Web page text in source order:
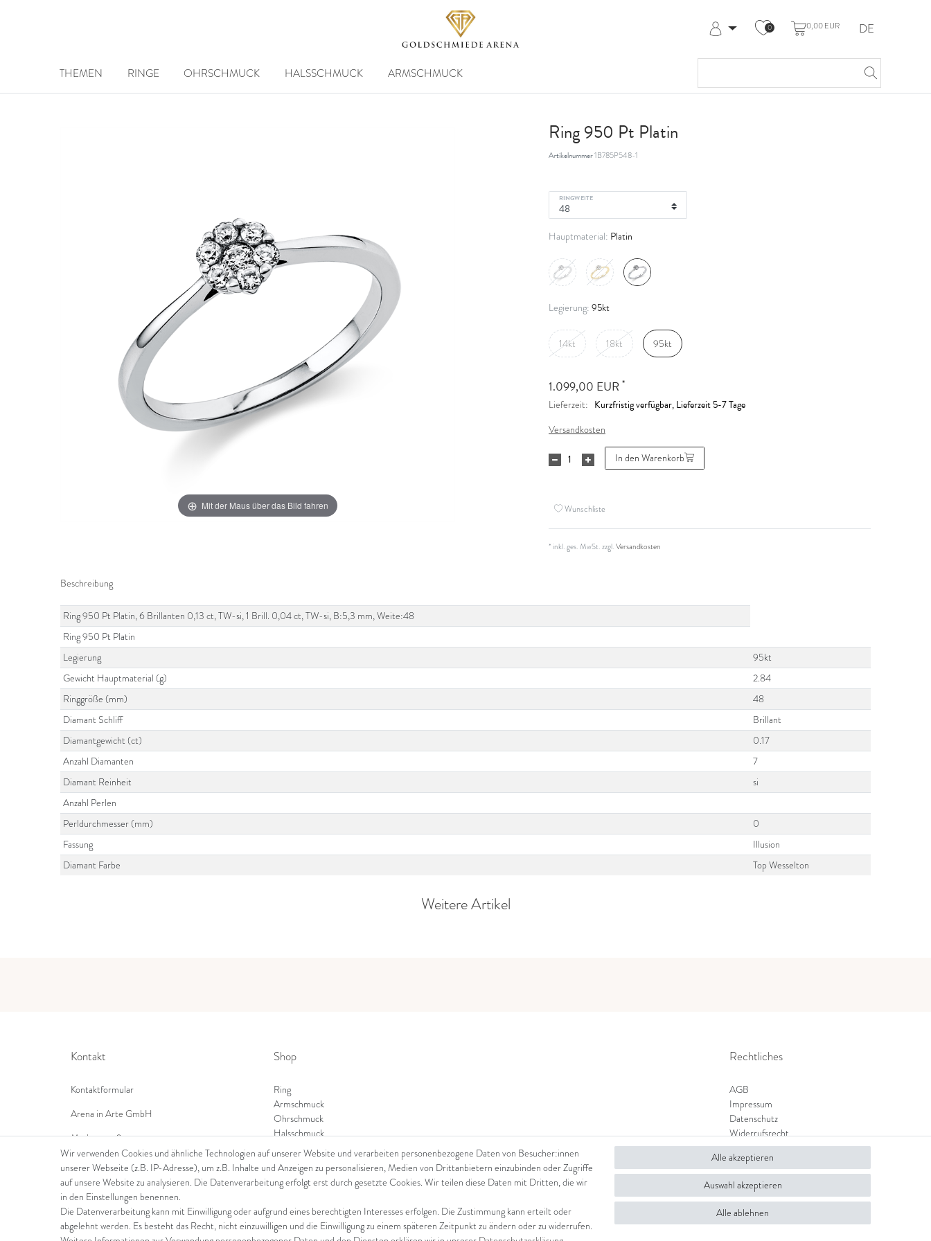
0 0,00 EUR DE
THEMEN RINGE OHRSCHMUCK HALSSCHMUCK ARMSCHMUCK
Mit der Maus über das Bild fahren
Ring 950 Pt Platin
Artikelnummer1B785P548-1
RINGWEITE
Hauptmaterial: Platin
Legierung: 95kt
14kt 18kt 95kt
1.099,00 EUR *
Lieferzeit: Kurzfristig verfügbar, Lieferzeit 5-7 Tage
Versandkosten
In den Warenkorb
Wunschliste
* inkl. ges. MwSt. zzgl.Versandkosten
Beschreibung
Ring 950 Pt Platin, 6 Brillanten 0,13 ct, TW-si, 1 Brill. 0,04 ct, TW-si, B:5,3 mm, Weite:48
Ring 950 Pt Platin
Legierung
95kt
Gewicht Hauptmaterial (g)
2.84
Ringgröße (mm)
48
Diamant Schliff
Brillant
Diamantgewicht (ct)
0.17
Anzahl Diamanten
7
Diamant Reinheit
si
Anzahl Perlen
Perldurchmesser (mm)
0
Fassung
Illusion
Diamant Farbe
Top Wesselton
Weitere Artikel
Kontakt
Kontaktformular
Arena in Arte GmbH
Marktgasse 2,
8600 Dübendorf
Tel: +41 44 821 60 40
E-Mail:info@goldschmiede-arena.com
Shop
Ring
Armschmuck
Ohrschmuck
Halsschmuck
Rechtliches
AGB
Impressum
Datenschutz
Widerrufsrecht
Zahlung und Versand
Widerrufsformular
Wir verwenden Cookies und ähnliche Technologien auf unserer Website und verarbeiten personenbezogene Daten von Besucher:innen
unserer Webseite (z.B. IP-Adresse), um z.B. Inhalte und Anzeigen zu personalisieren, Medien von Drittanbietern einzubinden oder Zugriffe
auf unsere Website zu analysieren. Die Datenverarbeitung erfolgt erst durch gesetzte Cookies. Wir teilen diese Daten mit Dritten, die wir
in den Einstellungen benennen.
Die Datenverarbeitung kann mit Einwilligung oder aufgrund eines berechtigten Interesses erfolgen. Die Zustimmung kann erteilt oder
abgelehnt werden. Es besteht das Recht, nicht einzuwilligen und die Einwilligung zu einem späteren Zeitpunkt zu ändern oder zu widerrufen.
Alle akzeptieren
Auswahl akzeptieren
Alle ablehnen